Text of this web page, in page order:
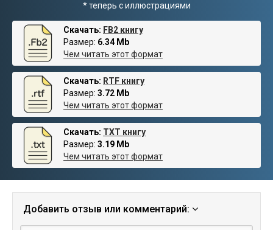
* теперь с иллюстрациями
Скачать: FB2 книгу
Размер: 6.34 Mb
Чем читать этот формат
Скачать: RTF книгу
Размер: 3.72 Mb
Чем читать этот формат
Скачать: TXT книгу
Размер: 3.19 Mb
Чем читать этот формат
Добавить отзыв или комментарий: